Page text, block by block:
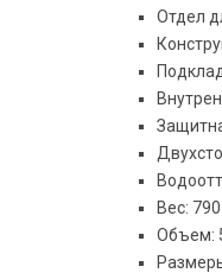
Отдел
Вес:
Объем: